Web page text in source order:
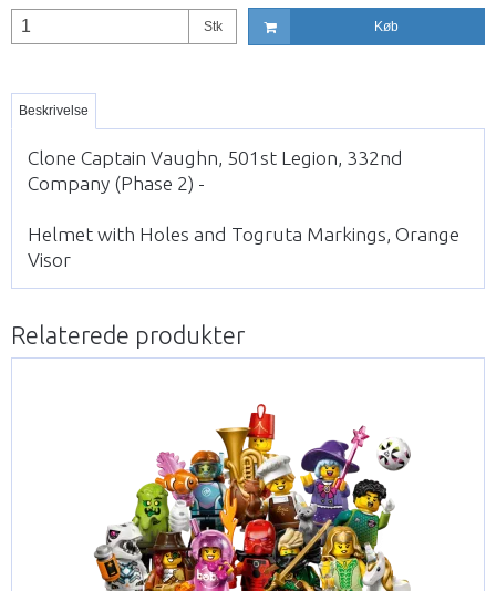
Stk Køb
Beskrivelse
Clone Captain Vaughn, 501st Legion, 332nd
Company (Phase 2) -
Helmet with Holes and Togruta Markings, Orange
Visor
Relaterede produkter